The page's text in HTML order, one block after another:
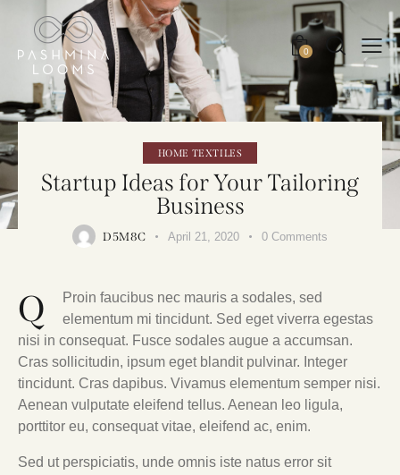
0
HOME TEXTILES
Startup Ideas for Your Tailoring
Business
D5M8C April 21, 2020 0 Comments
Q
Proin faucibus nec mauris a sodales, sed
elementum mi tincidunt. Sed eget viverra egestas
nisi in consequat. Fusce sodales augue a accumsan.
Cras sollicitudin, ipsum eget blandit pulvinar. Integer
tincidunt. Cras dapibus. Vivamus elementum semper nisi.
Aenean vulputate eleifend tellus. Aenean leo ligula,
porttitor eu, consequat vitae, eleifend ac, enim.
Sed ut perspiciatis, unde omnis iste natus error sit